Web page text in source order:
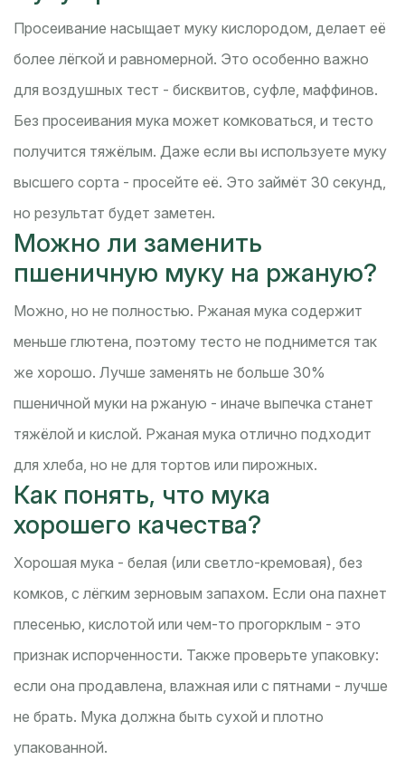
Просеивание насыщает муку кислородом, делает её
более лёгкой и равномерной. Это особенно важно
для воздушных тест - бисквитов, суфле, маффинов.
Без просеивания мука может комковаться, и тесто
получится тяжёлым. Даже если вы используете муку
высшего сорта - просейте её. Это займёт 30 секунд,
но результат будет заметен.
Можно ли заменить
пшеничную муку на ржаную?
Можно, но не полностью. Ржаная мука содержит
меньше глютена, поэтому тесто не поднимется так
же хорошо. Лучше заменять не больше 30%
пшеничной муки на ржаную - иначе выпечка станет
тяжёлой и кислой. Ржаная мука отлично подходит
для хлеба, но не для тортов или пирожных.
Как понять, что мука
хорошего качества?
Хорошая мука - белая (или светло-кремовая), без
комков, с лёгким зерновым запахом. Если она пахнет
плесенью, кислотой или чем-то прогорклым - это
признак испорченности. Также проверьте упаковку:
если она продавлена, влажная или с пятнами - лучше
не брать. Мука должна быть сухой и плотно
упакованной.